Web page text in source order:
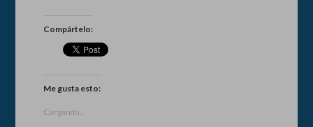
Compártelo:
Me gusta esto:
Cargando...